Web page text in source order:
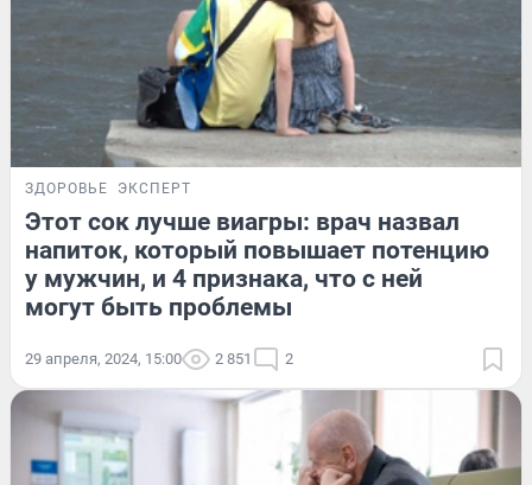
ЗДОРОВЬЕ ЭКСПЕРТ
Этот сок лучше виагры: врач назвал
напиток, который повышает потенцию
у мужчин, и 4 признака, что с ней
могут быть проблемы
29 апреля, 2024, 15:00 2 851 2